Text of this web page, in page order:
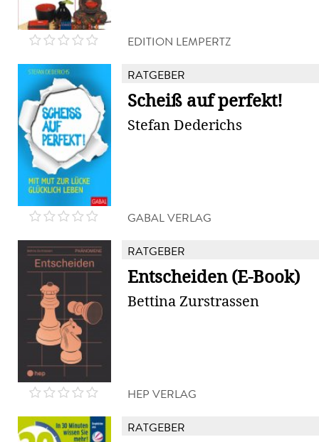
EDITION LEMPERTZ
RATGEBER
Scheiß auf perfekt!
Stefan Dederichs
GABAL VERLAG
RATGEBER
Entscheiden (E-Book)
Bettina Zurstrassen
HEP VERLAG
RATGEBER